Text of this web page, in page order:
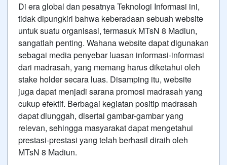
Di era global dan pesatnya Teknologi Informasi ini,
tidak dipungkiri bahwa keberadaan sebuah website
untuk suatu organisasi, termasuk MTsN 8 Madiun,
sangatlah penting. Wahana website dapat digunakan
sebagai media penyebar luasan informasi-informasi
dari madrasah, yang memang harus diketahui oleh
stake holder secara luas. Disamping itu, website
juga dapat menjadi sarana promosi madrasah yang
cukup efektif. Berbagai kegiatan positip madrasah
dapat diunggah, disertai gambar-gambar yang
relevan, sehingga masyarakat dapat mengetahui
prestasi-prestasi yang telah berhasil diraih oleh
MTsN 8 Madiun.